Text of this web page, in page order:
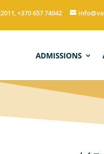
+370 657 74042
ADMISSIONS